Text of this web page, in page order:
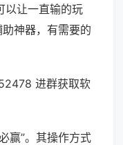
以让一直输的玩
神器，有需要的
进群获取软
赢”。其操作方式